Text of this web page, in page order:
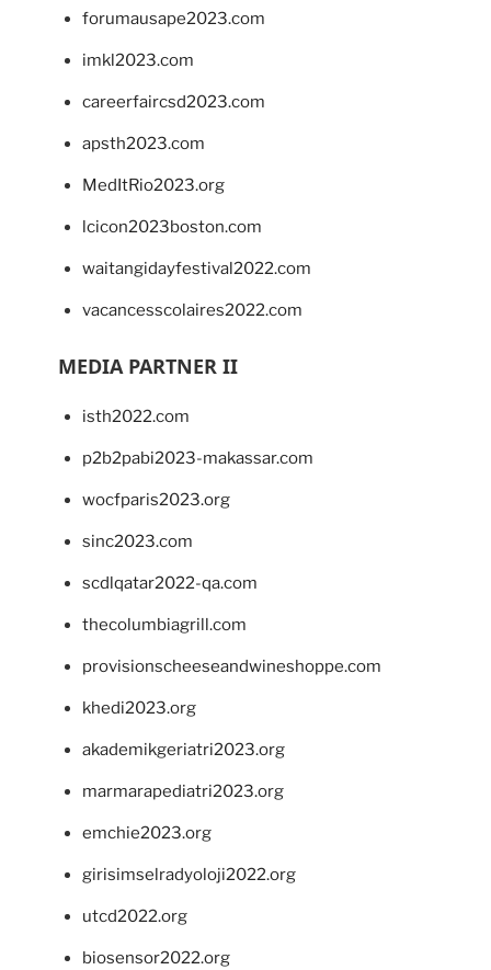
forumausape2023.com
imkl2023.com
careerfaircsd2023.com
apsth2023.com
MedItRio2023.org
lcicon2023boston.com
waitangidayfestival2022.com
vacancesscolaires2022.com
MEDIA PARTNER II
isth2022.com
p2b2pabi2023-makassar.com
wocfparis2023.org
sinc2023.com
scdlqatar2022-qa.com
thecolumbiagrill.com
provisionscheeseandwineshoppe.com
khedi2023.org
akademikgeriatri2023.org
marmarapediatri2023.org
emchie2023.org
girisimselradyoloji2022.org
utcd2022.org
biosensor2022.org